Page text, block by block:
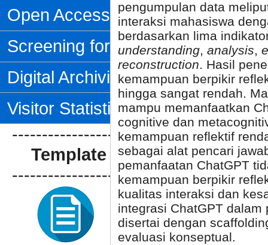
Open Access Policy
Screening for Plagiarism
Digital Archiving
Visitor Statistics
--------------------------------
Template Artikel
--------------------------------
pengumpulan data
interaksi mahasiswa
berdasarkan lima
understanding, analysis,
reconstruction. Hasil
kemampuan berpikir
hingga sangat rendah.
mampu memanfaatkan
cognitive dan
kemampuan reflektif
sebagai alat pencari
pemanfaatan ChatGPT
kemampuan berpikir
kualitas interaksi dan
integrasi ChatGPT
disertai dengan
evaluasi konseptual.